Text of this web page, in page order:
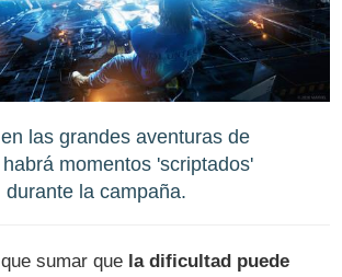
las grandes aventuras de
momentos 'scriptados'
durante la campaña.
sumar que la dificultad puede